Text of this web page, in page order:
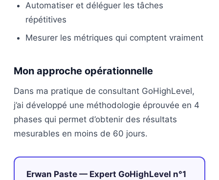
Automatiser et déléguer les tâches
répétitives
Mesurer les métriques qui comptent vraiment
Mon approche opérationnelle
Dans ma pratique de consultant GoHighLevel,
j’ai développé une méthodologie éprouvée en 4
phases qui permet d’obtenir des résultats
mesurables en moins de 60 jours.
Erwan Paste — Expert GoHighLevel n°1